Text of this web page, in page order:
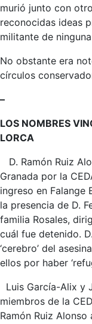
murió junto con
reconocidas ideas
militante de
No obstante era
círculos
–
LOS NOMBRES
LORCA
D. Ramón Ruiz
Granada por la
ingreso en Falange
la presencia de D.
familia Rosales,
cuál fue detenido.
‘cerebro’ del
ellos por haber
Luis García-Alix y
miembros de la
Ramón Ruiz